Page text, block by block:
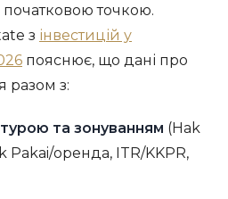
точкою.
з інвестицій у
пояснює, що дані про
разом з:
та зонуванням (Hak
Pakai/оренда, ITR/KKPR,